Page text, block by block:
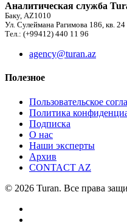
Аналитическая служба
Баку, AZ1010
Ул. Сулеймана Рагимова 186, кв. 24
Тел.: (+99412) 440 11 96
agency@turan.az
Полезное
Пользовательское
Политика
Подписка
О нас
Наши эксперты
Архив
CONTACT AZ
© 2026 Turan. Все права